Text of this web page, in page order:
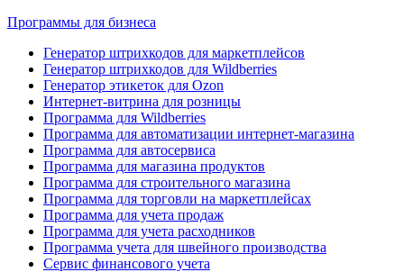
Программы для бизнеса
Генератор штрихкодов для маркетплейсов
Генератор штрихкодов для Wildberries
Генератор этикеток для Ozon
Интернет-витрина для розницы
Программа для Wildberries
Программа для автоматизации интернет-магазина
Программа для автосервиса
Программа для магазина продуктов
Программа для строительного магазина
Программа для торговли на маркетплейсах
Программа для учета продаж
Программа для учета расходников
Программа учета для швейного производства
Сервис финансового учета